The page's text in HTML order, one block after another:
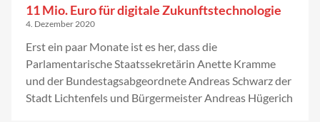
11 Mio. Euro für digitale Zukunftstechnologie
4. Dezember 2020
Erst ein paar Monate ist es her, dass die
Parlamentarische Staatssekretärin Anette Kramme
und der Bundestagsabgeordnete Andreas Schwarz der
Stadt Lichtenfels und Bürgermeister Andreas Hügerich